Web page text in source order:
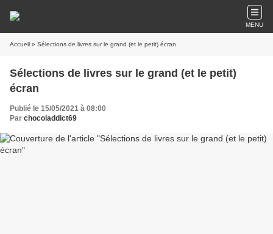
MENU
Accueil » Sélections de livres sur le grand (et le petit) écran
Sélections de livres sur le grand (et le petit)
écran
Publié le 15/05/2021 à 08:00
Par chocoladdict69